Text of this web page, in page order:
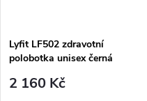
Lyfit LF502 zdravotní
polobotka unisex černá
2 160 Kč